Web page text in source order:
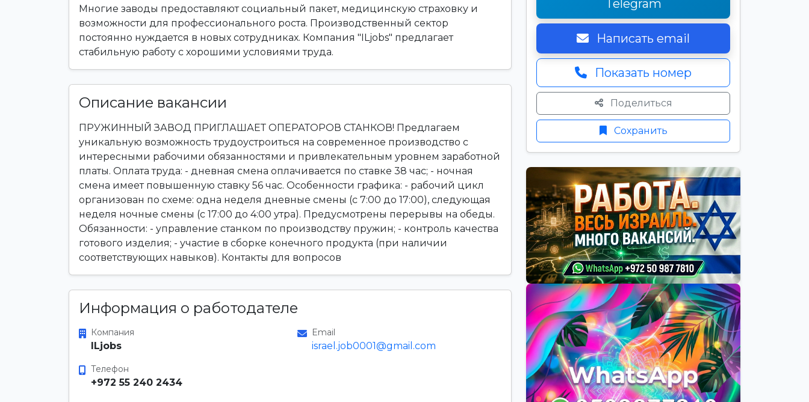
Многие заводы предоставляют социальный пакет, медицинскую страховку и
возможности для профессионального роста. Производственный сектор
постоянно нуждается в новых сотрудниках. Компания "ILjobs" предлагает
стабильную работу с хорошими условиями труда.
Описание вакансии
ПРУЖИННЫЙ ЗАВОД ПРИГЛАШАЕТ ОПЕРАТОРОВ СТАНКОВ! Предлагаем
уникальную возможность трудоустроиться на современное производство с
интересными рабочими обязанностями и привлекательным уровнем заработной
платы. Оплата труда: - дневная смена оплачивается по ставке 38 час; - ночная
смена имеет повышенную ставку 56 час. Особенности графика: - рабочий цикл
организован по схеме: одна неделя дневные смены (с 7:00 до 17:00), следующая
неделя ночные смены (с 17:00 до 4:00 утра). Предусмотрены перерывы на обеды.
Обязанности: - управление станком по производству пружин; - контроль качества
готового изделия; - участие в сборке конечного продукта (при наличии
соответствующих навыков). Контакты для вопросов
Информация о работодателе
Компания
ILjobs
Email
israel.job0001@gmail.com
Телефон
+972 55 240 2434
Telegram
Написать email
Показать номер
Поделиться
Сохранить